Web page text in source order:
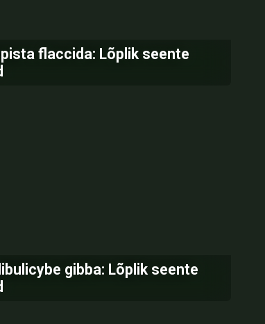
flaccida: Lõplik seente
gibba: Lõplik seente